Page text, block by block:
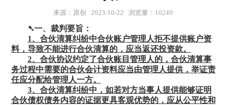
来源：原创 2023-10-22 浏览量：10249
➷一、裁判要旨：
1、合伙清算纠纷中合伙账户管理人拒不提供账户资
料，导致不能进行合伙清算的，应当返还投资款。
2、合伙协议约定了合伙账目管理人的，合伙清算事
务过程中需要的合伙会计资料应当由管理人提供，举证责
任应分配给管理人一方。
3、合伙清算纠纷中，如若对方当事人提供能够证明
合伙债权债务内容的证据更具客观优势的，应从公平性和